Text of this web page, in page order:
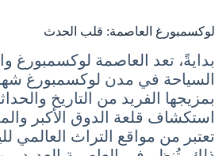
لوكسمبورغ العاصمة: قلب الحدث
بدايةً، تعد العاصمة لوكسمبورغ
السياحة في مدن لوكسمبورغ شهر
بمزيجها الفريد من التاريخ
استكشاف قلعة الدوق الأكبر
تعتبر من مواقع التراث العالمي